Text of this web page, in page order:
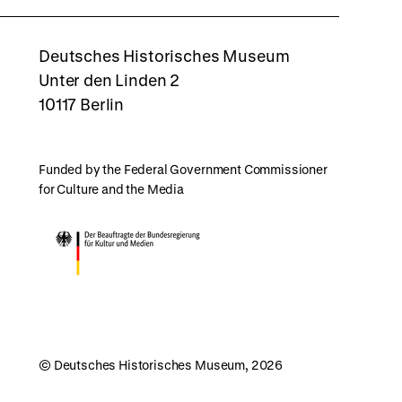
Deutsches Historisches Museum
Unter den Linden 2
10117 Berlin
Funded by the Federal Government Commissioner
for Culture and the Media
© Deutsches Historisches Museum, 2026